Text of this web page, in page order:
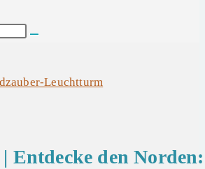
Entdecke den